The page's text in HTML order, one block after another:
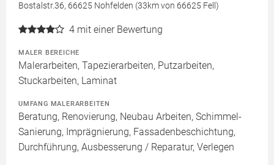
Bostalstr.36, 66625 Nohfelden (33km von 66625 Fell)
4 mit einer Bewertung
MALER BEREICHE
Malerarbeiten, Tapezierarbeiten, Putzarbeiten,
Stuckarbeiten, Laminat
UMFANG MALERARBEITEN
Beratung, Renovierung, Neubau Arbeiten, Schimmel-
Sanierung, Imprägnierung, Fassadenbeschichtung,
Durchführung, Ausbesserung / Reparatur, Verlegen